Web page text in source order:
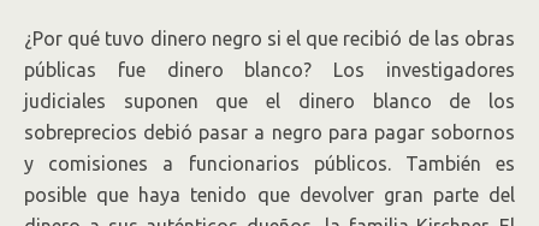
¿Por qué tuvo dinero negro si el que recibió de las obras
públicas fue dinero blanco? Los investigadores
judiciales suponen que el dinero blanco de los
sobreprecios debió pasar a negro para pagar sobornos
y comisiones a funcionarios públicos. También es
posible que haya tenido que devolver gran parte del